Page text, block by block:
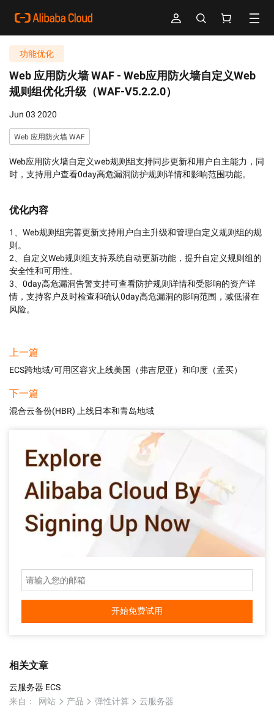
功能优化
Web 应用防火墙 WAF - Web应用防火墙自定义Web
规则组优化升级（WAF-V5.2.2.0）
Jun 03 2020
Web 应用防火墙 WAF
Web应用防火墙自定义web规则组支持同步更新和用户自主能力，同
时，支持用户查看0day高危漏洞防护规则详情和影响范围功能。
优化内容
1、Web规则组完善更新支持用户自主升级和管理自定义规则组的规
则。
2、自定义Web规则组支持系统自动更新功能，提升自定义规则组的
安全性和可用性。
3、0day高危漏洞告警支持可查看防护规则详情和受影响的资产详
情，支持客户及时检查和确认0day高危漏洞的影响范围，减低潜在
风险。
上一篇
ECS跨地域/可用区容灾上线美国（弗吉尼亚）和印度（孟买）
下一篇
混合云备份(HBR) 上线日本和青岛地域
开始免费试用
相关文章
云服务器 ECS
来自：
网站 产品 弹性计算 云服务器